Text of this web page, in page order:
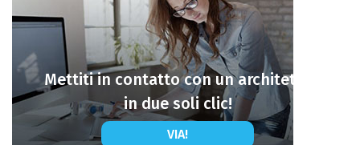
Mettiti in contatto con un architetto
in due soli clic!
VIA!